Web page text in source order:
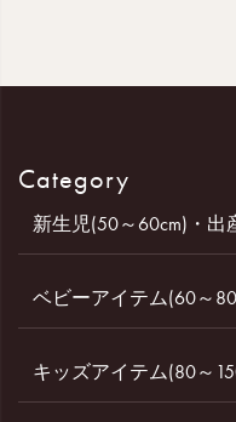
Category
新生児(50～60cm)・出
ベビーアイテム(60～
キッズアイテム(80～